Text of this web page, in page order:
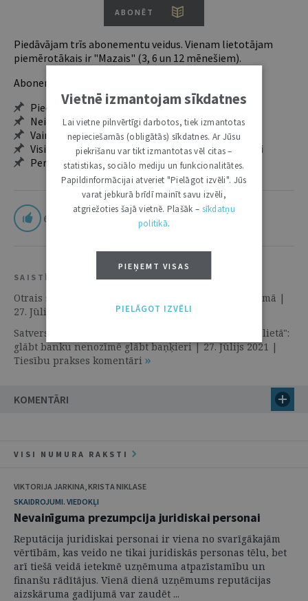
ABONĒT
Piedāvājam trīs abonementu veidus. Vienam lietotājam
piemērotākais ir "Mazais" (3, 6 un 12 mēnešiem).
Abonentu ieguvumi:
Pieeja jaunākajam izdevumam
Neierobežota pieeja arhīvam – 24 h/7 d.
Vairāk nekā 18 000 rakstu un 2000 autoru
Visi tematiskie numuri un ikgadējie grāmatžurnāli
Personalizētās iespējas – piezīmes, citāti, mapes
6
SAISTĪTIE RESURSI
Otrais spriedums AS "Parex banka" stāsta turpinājumā |
27. Jūlijs 2021 | Tiesību prakse
Satversmes tiesas spriedums "subordinētā kapitāla lietā":
glābt banku nenozīmē glābt baņķieri | 27. Jūlijs 2021 |
Tiesību prakses komentāri
KOMENTĀRI
VISI NUMURA RAKSTI
VIKTORIJA JARKINA, KRISTA NIKLASE
SKAIDROJUMI. VIEDOKĻI
Nevainīguma prezumpcija juridiskai personai
Reputācija juridiskai personai ir viena no svarīgākajām
vērtībām, kas veido ne tikai juridiskās personas tēlu, bet
arī tiešā veidā ietekmē uzņēmuma atpazīstamību un
finanšu rādītājus. Vienā dienā uzņēmums reputācijas
aizskāruma gadījumā var zaudēt ...
Vietnē izmantojam sīkdatnes
Lai vietne pilnvērtīgi darbotos, tiek izmantotas
nepieciešamās (obligātās) sīkdatnes. Ar Jūsu
piekrišanu var tikt izmantotas vēl citas –
statistikas, sociālo mediju un funkcionalitātes.
Papildinformācijai atveriet "Pielāgot izvēli". Jūs
varat jebkurā brīdī mainīt savu izvēli,
atgriežoties šajā vietnē. Plašāk – sīkdatņu
politikā.
PIEŅEMT VISAS
PIELĀGOT IZVĒLI